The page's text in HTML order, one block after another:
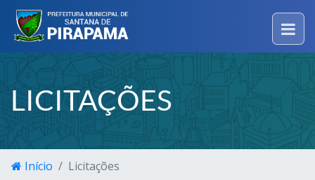
LICITAÇÕES
Início Licitações